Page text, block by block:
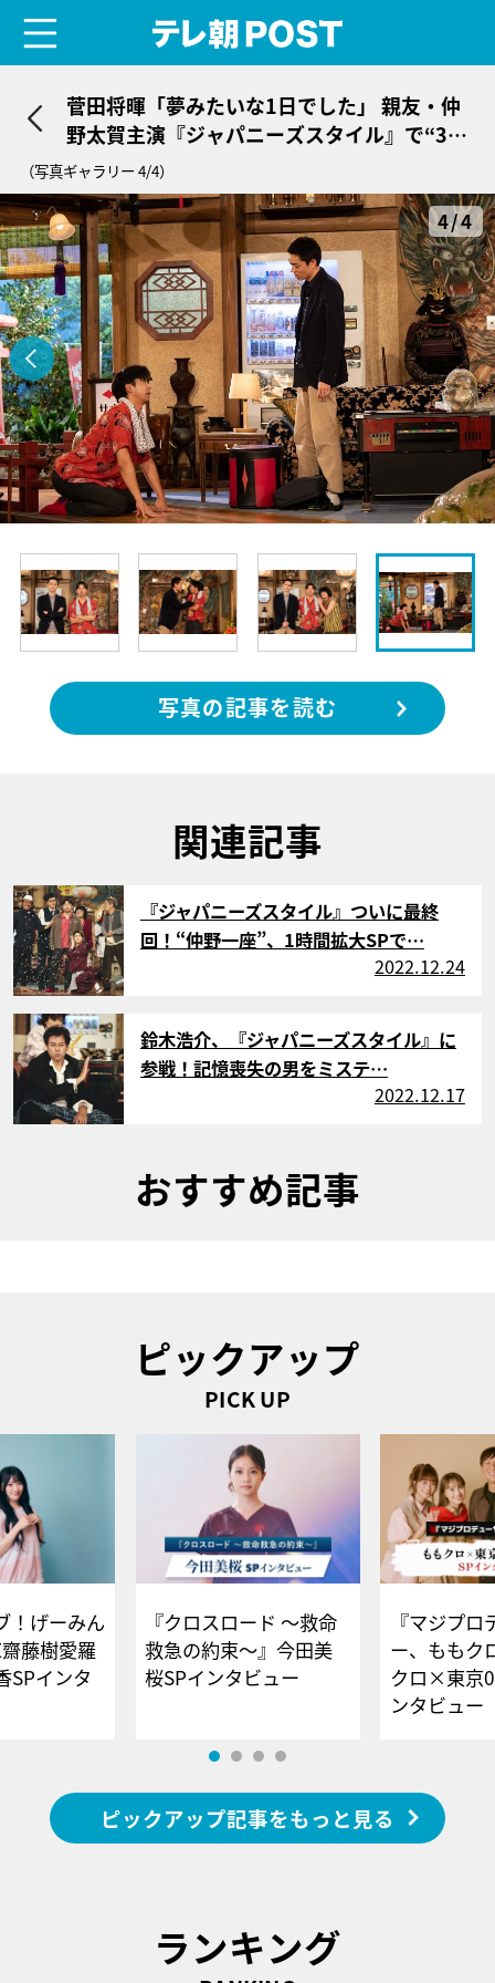
菅田将暉「夢みたいな1日でした」 親友・仲
野太賀主演『ジャパニーズスタイル』で“30
分一発勝負撮影”
（写真ギャラリー 4/4）
4/4
写真の記事を読む
関連記事
サムネイル
『ジャパニーズスタイル』ついに最終
回！“仲野一座”、1時間拡大SPで…
2022.12.24
サムネイル
鈴木浩介、『ジャパニーズスタイル』に
参戦！記憶喪失の男をミステ…
2022.12.17
おすすめ記事
ピックアップ
PICK UP
！げーみん
藤樹愛羅
SPインタ
『クロスロード ～救命
救急の約束～』今田美
桜SPインタビュー
『マジプロ
ー、ももク
クロ×東京
ンタビュー
ピックアップ記事をもっと見る
ランキング